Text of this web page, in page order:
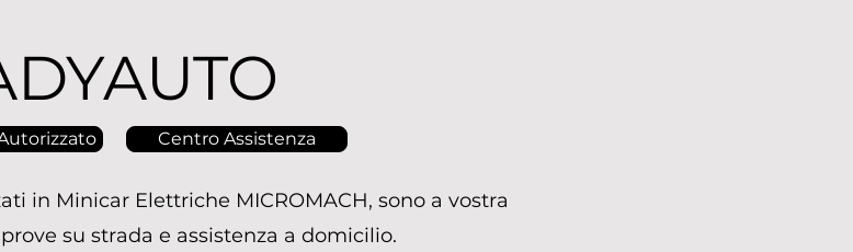
Centro Assistenza
in Minicar Elettriche MICROMACH, sono a vostra
su strada e assistenza a domicilio.